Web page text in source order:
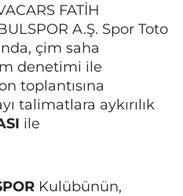
FATİH
A.Ş. Spor Toto
çim saha
denetimi ile
toplantısına
talimatlara aykırılık
ile
Kulübünün,